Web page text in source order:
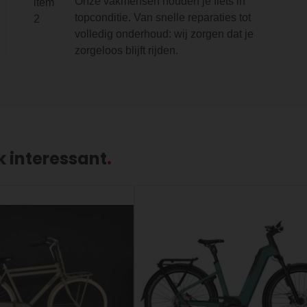
topconditie. Van snelle reparaties tot
volledig onderhoud: wij zorgen dat je
zorgeloos blijft rijden.
interessant